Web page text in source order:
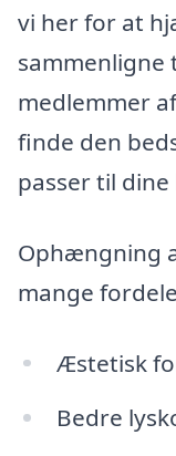
vi her for at
sammenligne
medlemmer
finde den
passer til dine
Ophængning
mange
Æstetisk
Bedre